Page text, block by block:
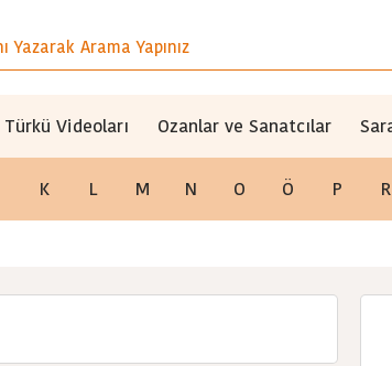
Türkü Videoları Ozanlar ve Sanatcılar
K L M N O Ö P R